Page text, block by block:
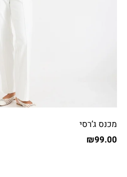
מכנס ג’רסי
₪99.00